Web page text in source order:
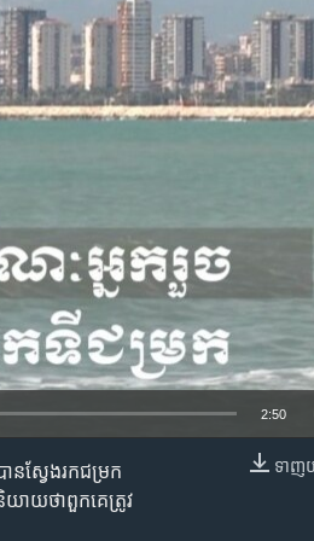
2:50
ទាញ​
ន​ស្វែងរក​ជម្រក​
យាយ​ថា​ពួកគេ​ត្រូវ